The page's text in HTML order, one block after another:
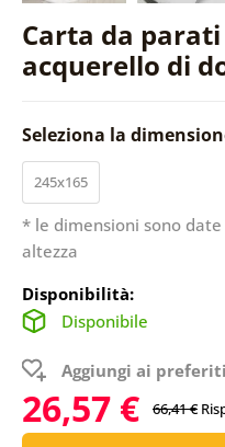
Carta da
acquerello di
Seleziona la
245x165
* le dimensioni sono
altezza
Disponibilità:
Disponibile
Aggiungi ai preferiti
26,57 € 66,41 €